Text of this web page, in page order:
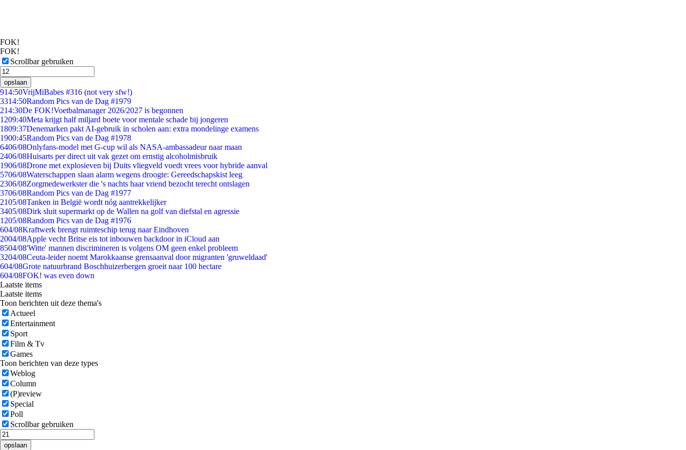
FOK!
FOK!
Scrollbar gebruiken
opslaan
914:50VrijMiBabes #316 (not very sfw!)
3314:50Random Pics van de Dag #1979
214:30De FOK!Voetbalmanager 2026/2027 is begonnen
1209:40Meta krijgt half miljard boete voor mentale schade bij jongeren
1809:37Denemarken pakt AI-gebruik in scholen aan: extra mondelinge examens
1900:45Random Pics van de Dag #1978
6406/08Onlyfans-model met G-cup wil als NASA-ambassadeur naar maan
2406/08Huisarts per direct uit vak gezet om ernstig alcoholmisbruik
1906/08Drone met explosieven bij Duits vliegveld voedt vrees voor hybride aanval
5706/08Waterschappen slaan alarm wegens droogte: Gereedschapskist leeg
2306/08Zorgmedewerkster die 's nachts haar vriend bezocht terecht ontslagen
3706/08Random Pics van de Dag #1977
2105/08Tanken in België wordt nóg aantrekkelijker
3405/08Dirk sluit supermarkt op de Wallen na golf van diefstal en agressie
1205/08Random Pics van de Dag #1976
604/08Kraftwerk brengt ruimteschip terug naar Eindhoven
2004/08Apple vecht Britse eis tot inbouwen backdoor in iCloud aan
8504/08'Witte' mannen discrimineren is volgens OM geen enkel probleem
3204/08Ceuta-leider noemt Marokkaanse grensaanval door migranten 'gruweldaad'
604/08Grote natuurbrand Boschhuizerbergen groeit naar 100 hectare
604/08FOK! was even down
Laatste items
Laatste items
Toon berichten uit deze thema's
Actueel
Entertainment
Sport
Film & Tv
Games
Toon berichten van deze types
Weblog
Column
(P)review
Special
Poll
Scrollbar gebruiken
opslaan